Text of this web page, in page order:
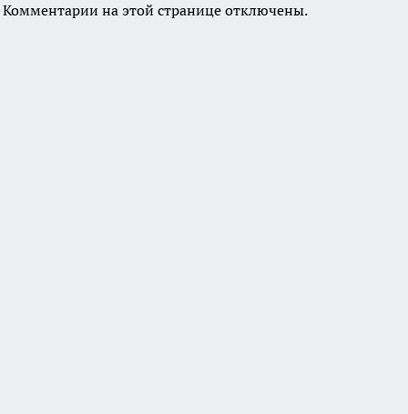
Комментарии на этой странице отключены.